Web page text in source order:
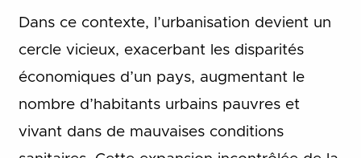
Dans ce contexte, l’urbanisation devient un
cercle vicieux, exacerbant les disparités
économiques d’un pays, augmentant le
nombre d’habitants urbains pauvres et
vivant dans de mauvaises conditions